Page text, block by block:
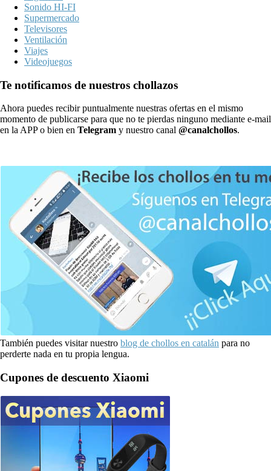
Sonido HI-FI
Supermercado
Televisores
Ventilación
Viajes
Videojuegos
Te notificamos de nuestros chollazos
Ahora puedes recibir puntualmente nuestras ofertas en el mismo
momento de publicarse para que no te pierdas ninguno mediante e-mail
en la APP o bien en Telegram y nuestro canal @canalchollos.
También puedes visitar nuestro blog de chollos en catalán para no
perderte nada en tu propia lengua.
Cupones de descuento Xiaomi